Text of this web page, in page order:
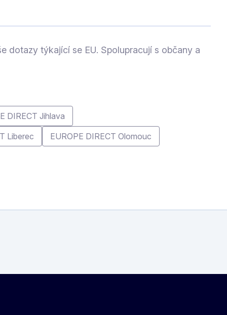
dotazy týkající se EU. Spolupracují s občany a
DIRECT Jihlava
Liberec
EUROPE DIRECT Olomouc